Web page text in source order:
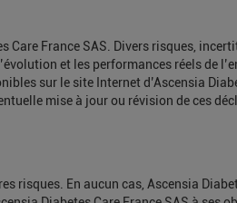
France SAS. Divers risques,
et les performances réels de
sur le site Internet d’Ascensia
mise à jour ou révision de ces
risques. En aucun cas, Ascensia